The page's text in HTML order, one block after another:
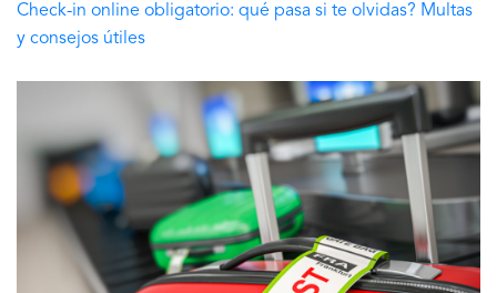
Check-in online obligatorio: qué pasa si te olvidas? Multas
y consejos útiles